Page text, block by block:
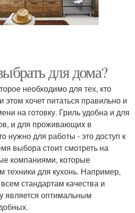
для дома?
необходимо для тех, кто
хочет питаться правильно и
на готовку. Гриль удобна и для
и для проживающих в
нужно для работы - это доступ к
выбора стоит смотреть на
компаниями, которые
техники для кухонь. Например,
стандартам качества и
является оптимальным